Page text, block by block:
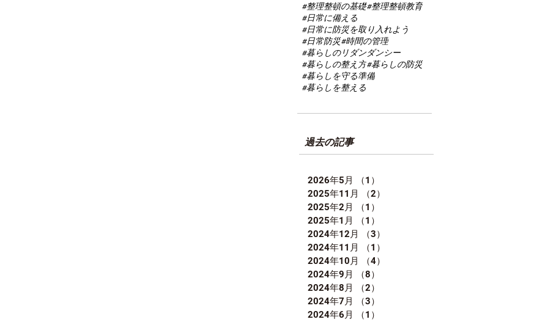
#整理整頓の基礎#整理整頓教育
#日常に備える
#日常に防災を取り入れよう
#日常防災#時間の管理
#暮らしのリダンダンシー
#暮らしの整え方#暮らしの防災
#暮らしを守る準備
#暮らしを整える
過去の記事
2026年5月 （1）
2025年11月
（2）
2025年2月
（1）
2025年1月
（1）
2024年12月
（3）
2024年11月
（1）
2024年10月
（4）
2024年9月
（8）
2024年8月
（2）
2024年7月
（3）
2024年6月
（1）